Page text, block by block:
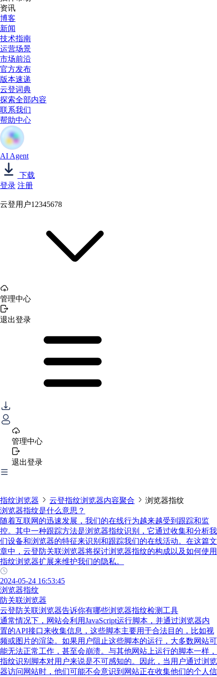
资讯
博客
新闻
技术指南
运营场景
市场前沿
官方发布
版本速递
云登词典
探索全部内容
联系我们
帮助中心
AI Agent
下载
登录 注册
云登用户12345678
管理中心
退出登录
管理中心
退出登录
指纹浏览器 云登指纹浏览器内容聚合
浏览器指纹
浏览器指纹是什么意思？
随着互联网的迅速发展，我们的在线行为越来越受到跟踪和监
控。其中一种跟踪方法是浏览器指纹识别，它通过收集和分析我
们设备和浏览器的特征来识别和跟踪我们的在线活动。在这篇文
章中，云登防关联浏览器将探讨浏览器指纹的构成以及如何使用
指纹浏览器扩展来维护我们的隐私。
2024-05-24 16:53:45
浏览器指纹
防关联浏览器
云登防关联浏览器告诉你有哪些浏览器指纹检测工具
通常情况下，网站会利用JavaScript运行脚本，并通过浏览器内
置的API接口来收集信息，这些脚本主要用于合法目的，比如视
频或图片的渲染。如果用户阻止这些脚本的运行，大多数网站可
能无法正常工作，甚至会崩溃。与其他网站上运行的脚本一样，
指纹识别脚本对用户来说是不可感知的。因此，当用户通过浏览
器访问网站时，他们可能不会意识到网站正在收集他们的个人信